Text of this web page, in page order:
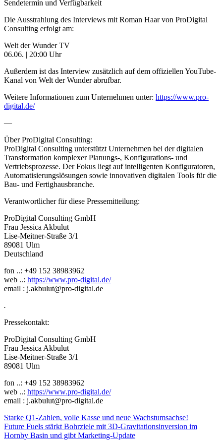
Sendetermin und Verfügbarkeit
Die Ausstrahlung des Interviews mit Roman Haar von ProDigital
Consulting erfolgt am:
Welt der Wunder TV
06.06. | 20:00 Uhr
Außerdem ist das Interview zusätzlich auf dem offiziellen YouTube-
Kanal von Welt der Wunder abrufbar.
Weitere Informationen zum Unternehmen unter: https://www.pro-
digital.de/
—
Über ProDigital Consulting:
ProDigital Consulting unterstützt Unternehmen bei der digitalen
Transformation komplexer Planungs-, Konfigurations- und
Vertriebsprozesse. Der Fokus liegt auf intelligenten Konfiguratoren,
Automatisierungslösungen sowie innovativen digitalen Tools für die
Bau- und Fertighausbranche.
Verantwortlicher für diese Pressemitteilung:
ProDigital Consulting GmbH
Frau Jessica Akbulut
Lise-Meitner-Straße 3/1
89081 Ulm
Deutschland
fon ..: +49 152 38983962
web ..: https://www.pro-digital.de/
email : j.akbulut@pro-digital.de
.
Pressekontakt:
ProDigital Consulting GmbH
Frau Jessica Akbulut
Lise-Meitner-Straße 3/1
89081 Ulm
fon ..: +49 152 38983962
web ..: https://www.pro-digital.de/
email : j.akbulut@pro-digital.de
Beitragsnavigation
Starke Q1-Zahlen, volle Kasse und neue Wachstumsachse!
Future Fuels stärkt Bohrziele mit 3D-Gravitationsinversion im
Hornby Basin und gibt Marketing-Update